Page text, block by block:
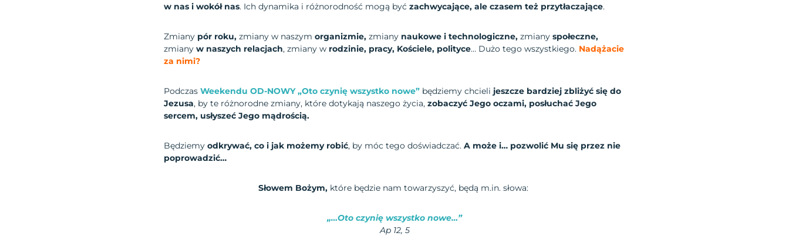
w nas i wokół nas. Ich dynamika i różnorodność mogą być zachwycające, ale czasem też przytłaczające.
Zmiany pór roku, zmiany w naszym organizmie, zmiany naukowe i technologiczne, zmiany społeczne,
zmiany w naszych relacjach, zmiany w rodzinie, pracy, Kościele, polityce… Dużo tego wszystkiego. Nadążacie
za nimi?
Podczas Weekendu OD-NOWY„Oto czynię wszystko nowe” będziemy chcieli jeszcze bardziej zbliżyć się do
Jezusa, by te różnorodne zmiany, które dotykają naszego życia, zobaczyć Jego oczami, posłuchać Jego
sercem, usłyszeć Jego mądrością.
Będziemy odkrywać, co i jak możemy robić, by móc tego doświadczać. A może i… pozwolić Mu się przez nie
poprowadzić…
Słowem Bożym, które będzie nam towarzyszyć, będą m.in. słowa:
„…Oto czynię wszystko nowe…”
Ap 12, 5